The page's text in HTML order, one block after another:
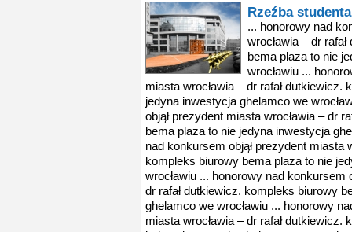
Rzeźba
... honorowy nad
wrocławia – dr
bema plaza to nie
wrocławiu ...
miasta wrocławia – dr rafał
jedyna inwestycja ghelamco we
objął prezydent miasta wrocławia – dr
bema plaza to nie jedyna inwestycja
nad konkursem objął prezydent miasta
kompleks biurowy bema plaza to nie
wrocławiu ... honorowy nad konkursem
dr rafał dutkiewicz. kompleks biurowy
ghelamco we wrocławiu ... honorowy
miasta wrocławia – dr rafał